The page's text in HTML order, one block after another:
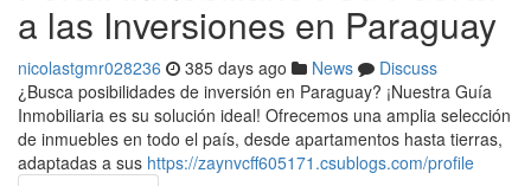
a las Inversiones en Paraguay
nicolastgmr028236 385 days ago News
Discuss
¿Busca posibilidades de inversión en Paraguay? ¡Nuestra Guía
Inmobiliaria es su solución ideal! Ofrecemos una amplia selección
de inmuebles en todo el país, desde apartamentos hasta tierras,
adaptadas a sus https://zaynvcff605171.csublogs.com/profile